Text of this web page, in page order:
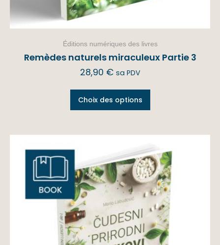
Éditions numériques des livres
Remèdes naturels miraculeux Partie 3
28,90 € sa PDV
Choix des options